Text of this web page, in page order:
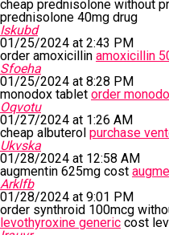
cheap prednisolone without
prednisolone 40mg drug
Iskubd
01/25/2024 at 2:43 PM
order amoxicillin amoxicillin
Sfoeha
01/25/2024 at 8:28 PM
monodox tablet order
Oqvotu
01/27/2024 at 1:26 AM
cheap albuterol purchase
Ukvska
01/28/2024 at 12:58 AM
augmentin 625mg cost
Arklfb
01/28/2024 at 9:01 PM
order synthroid 100mcg
levothyroxine generic cost